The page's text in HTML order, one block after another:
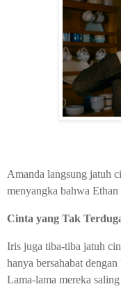
Amanda langsung jatuh
menyangka bahwa Ethan
Cinta yang Tak
Iris juga tiba-tiba jatuh
hanya bersahabat
Lama-lama mereka